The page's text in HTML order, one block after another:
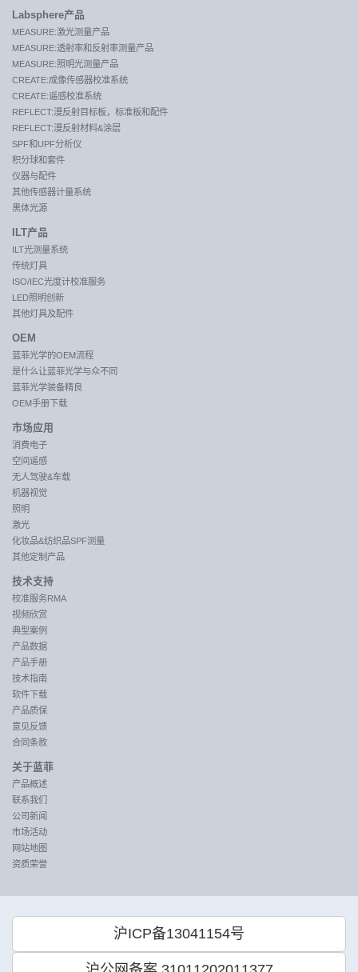
Labsphere产品
MEASURE:激光测量产品
MEASURE:透射率和反射率测量产品
MEASURE:照明光测量产品
CREATE:成像传感器校准系统
CREATE:遥感校准系统
REFLECT:漫反射目标板，标准板和配件
REFLECT:漫反射材料&涂层
SPF和UPF分析仪
积分球和套件
仪器与配件
其他传感器计量系统
黑体光源
ILT产品
ILT光测量系统
传统灯具
ISO/IEC光度计校准服务
LED照明创新
其他灯具及配件
OEM
蓝菲光学的OEM流程
是什么让蓝菲光学与众不同
蓝菲光学装备精良
OEM手册下载
市场应用
消费电子
空间遥感
无人驾驶&车载
机器视觉
照明
激光
化妆品&纺织品SPF测量
其他定制产品
技术支持
校准服务RMA
视频欣赏
典型案例
产品数据
产品手册
技术指南
软件下载
产品质保
意见反馈
合同条款
关于蓝菲
产品概述
联系我们
公司新闻
市场活动
网站地图
资质荣誉
沪ICP备13041154号